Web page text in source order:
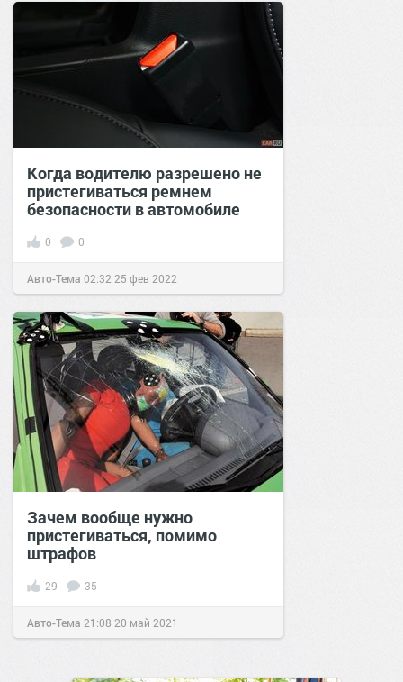
Когда водителю разрешено не
пристегиваться ремнем
безопасности в автомобиле
0 0
Авто-Тема 02:32 25 фев 2022
Зачем вообще нужно
пристегиваться, помимо
штрафов
29 35
Авто-Тема 21:08 20 май 2021